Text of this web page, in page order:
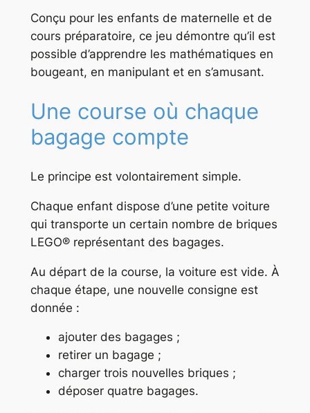
Conçu pour les enfants de maternelle et de
cours préparatoire, ce jeu démontre qu’il est
possible d’apprendre les mathématiques en
bougeant, en manipulant et en s’amusant.
Une course où chaque
bagage compte
Le principe est volontairement simple.
Chaque enfant dispose d’une petite voiture
qui transporte un certain nombre de briques
LEGO® représentant des bagages.
Au départ de la course, la voiture est vide. À
chaque étape, une nouvelle consigne est
donnée :
ajouter des bagages ;
retirer un bagage ;
charger trois nouvelles briques ;
déposer quatre bagages.